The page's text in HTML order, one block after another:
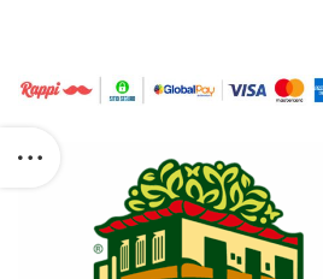
with ID
Please read
docs/graph-